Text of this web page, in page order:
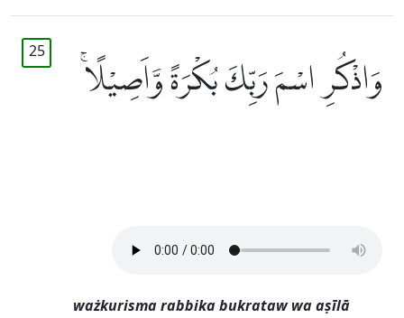
25
وَاذْكُرِ اسْمَ رَبِّكَ بُكْرَةً وَّاَصِيْلًاۚ
ważkurisma rabbika bukrataw wa aṣīlā